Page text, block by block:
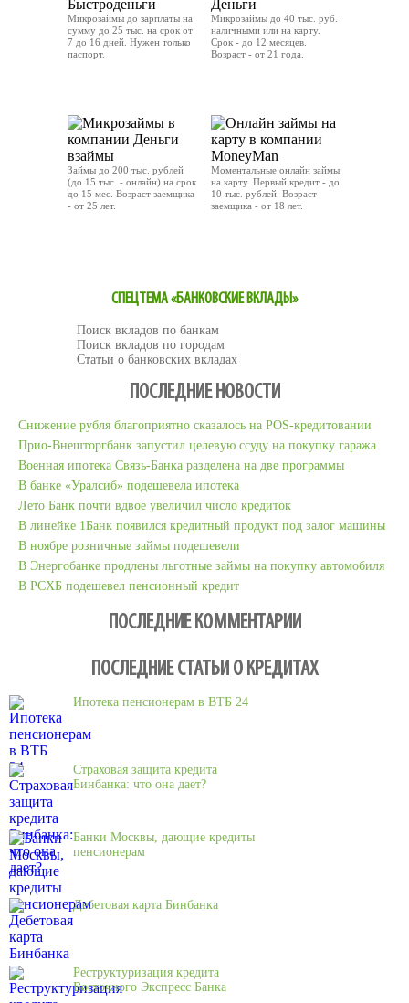
Микрозаймы до зарплаты на
сумму до 25 тыс. на срок от
7 до 16 дней. Нужен только
паспорт.
Микрозаймы до 40 тыс. руб.
наличными или на карту.
Срок - до 12 месяцев.
Возраст - от 21 года.
Займы до 200 тыс. рублей
(до 15 тыс. - онлайн) на срок
до 15 мес. Возраст заемщика
- от 25 лет.
Моментальные онлайн займы
на карту. Первый кредит - до
10 тыс. рублей. Возраст
заемщика - от 18 лет.
СПЕЦТЕМА «БАНКОВСКИЕ ВКЛАДЫ»
Поиск вкладов по банкам
Поиск вкладов по городам
Статьи о банковских вкладах
ПОСЛЕДНИЕ НОВОСТИ
Снижение рубля благоприятно сказалось на POS-кредитовании
Прио-Внешторгбанк запустил целевую ссуду на покупку гаража
Военная ипотека Связь-Банка разделена на две программы
В банке «Уралсиб» подешевела ипотека
Лето Банк почти вдвое увеличил число кредиток
В линейке 1Банк появился кредитный продукт под залог машины
В ноябре розничные займы подешевели
В Энергобанке продлены льготные займы на покупку автомобиля
В РСХБ подешевел пенсионный кредит
ПОСЛЕДНИЕ КОММЕНТАРИИ
ПОСЛЕДНИЕ СТАТЬИ О КРЕДИТАХ
Ипотека пенсионерам в ВТБ 24
Страховая защита кредита
Бинбанка: что она дает?
Банки Москвы, дающие кредиты
пенсионерам
Дебетовая карта Бинбанка
Реструктуризация кредита
Восточного Экспресс Банка